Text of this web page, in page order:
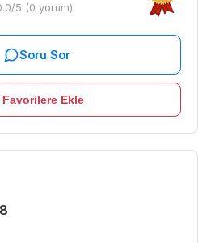
5 (0 yorum)
Soru Sor
Ekle